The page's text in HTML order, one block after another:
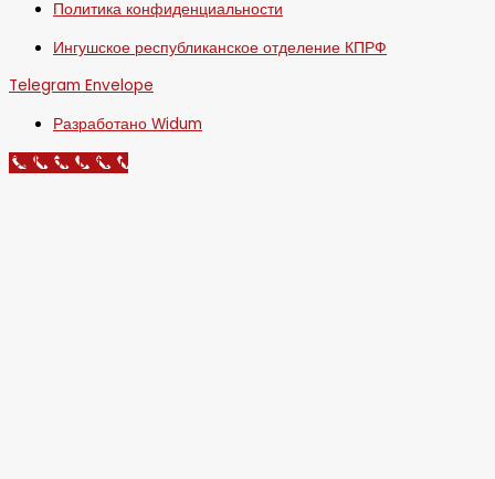
Политика конфиденциальности
Ингушское республиканское отделение КПРФ
Telegram Envelope
Разработано Widum
Call Now Button